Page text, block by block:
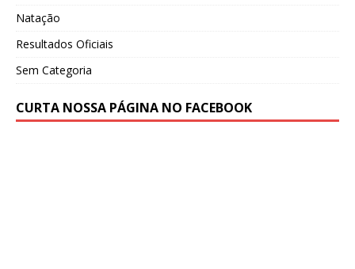
Natação
Resultados Oficiais
Sem Categoria
CURTA NOSSA PÁGINA NO FACEBOOK